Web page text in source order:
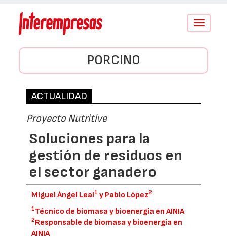
Conmutar
PORCINO
ACTUALIDAD
Proyecto Nutritive
Soluciones para la
gestión de residuos en
el sector ganadero
Miguel Ángel Leal1 y Pablo López2
1Técnico de biomasa y bioenergía en AINIA
2Responsable de biomasa y bioenergía en
AINIA